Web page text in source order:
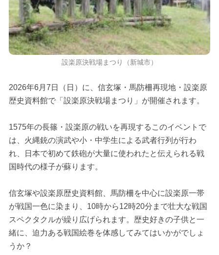
設楽原決戦場まつり（新城市）
2026年6月7日（日）に、信玄塚・馬防柵再現地・設楽原
歴史資料館で「設楽原決戦場まつり」が開催されます。
1575年の長篠・設楽原の戦いを再現するこのイベントで
は、火縄銃の演武や小・中学生による武者行列が行わ
れ、日本で初めて鉄砲が大量に使われたと伝えられる戦
国時代の様子が蘇ります。
信玄塚や設楽原歴史資料館、馬防柵を中心に設楽原一帯
が戦国一色に染まり、10時から12時20分まで壮大な戦国
スペクタクルが繰り広げられます。歴史好きの子供と一
緒に、迫力ある戦国絵巻を体感してみてはいかがでしょ
うか？